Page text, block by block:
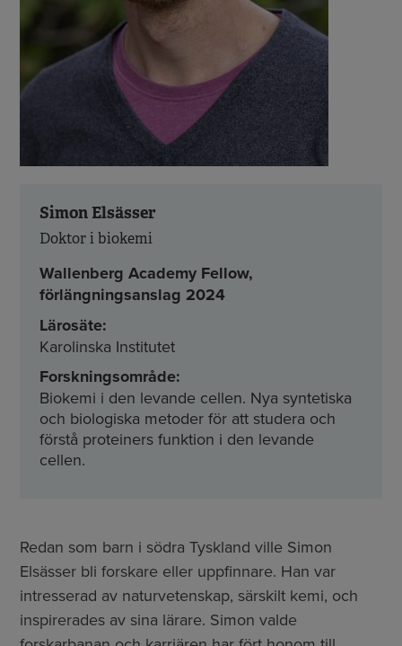
Simon Elsässer
Doktor i biokemi
Wallenberg Academy Fellow,
förlängningsanslag 2024
Lärosäte:
Karolinska Institutet
Forskningsområde:
Biokemi i den levande cellen. Nya syntetiska
och biologiska metoder för att studera och
förstå proteiners funktion i den levande
cellen.
Redan som barn i södra Tyskland ville Simon
Elsässer bli forskare eller uppfinnare. Han var
intresserad av naturvetenskap, särskilt kemi, och
inspirerades av sina lärare. Simon valde